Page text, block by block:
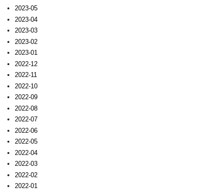
2023-05
2023-04
2023-03
2023-02
2023-01
2022-12
2022-11
2022-10
2022-09
2022-08
2022-07
2022-06
2022-05
2022-04
2022-03
2022-02
2022-01